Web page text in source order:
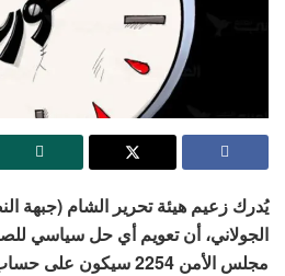
يُدرك زعيم هيئة تحرير الشام (جبهة
الجولاني، أن تعويم أي حل سياسي
مجلس الأمن 2254